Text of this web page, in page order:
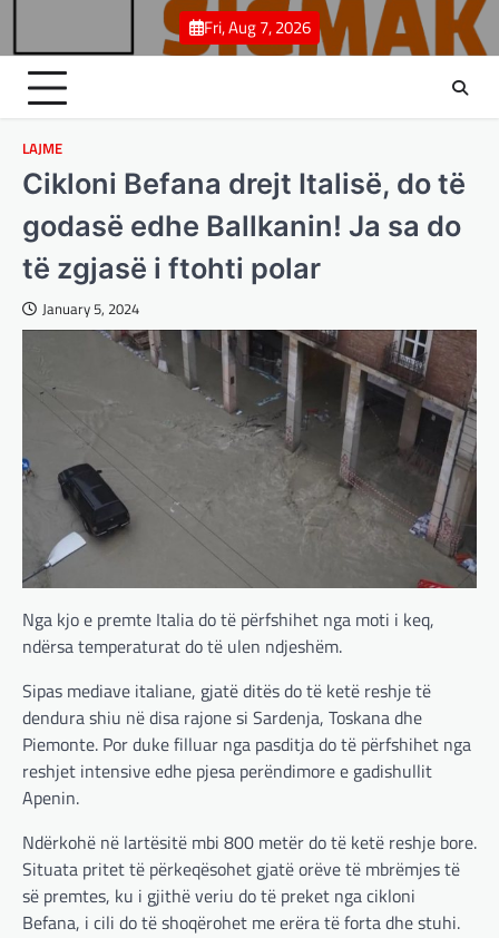
content
Fri, Aug 7, 2026
LAJME
Cikloni Befana drejt Italisë, do të
godasë edhe Ballkanin! Ja sa do
të zgjasë i ftohti polar
January 5, 2024
Nga kjo e premte Italia do të përfshihet nga moti i keq,
ndërsa temperaturat do të ulen ndjeshëm.
Sipas mediave italiane, gjatë ditës do të ketë reshje të
dendura shiu në disa rajone si Sardenja, Toskana dhe
Piemonte. Por duke filluar nga pasditja do të përfshihet nga
reshjet intensive edhe pjesa perëndimore e gadishullit
Apenin.
Ndërkohë në lartësitë mbi 800 metër do të ketë reshje bore.
Situata pritet të përkeqësohet gjatë orëve të mbrëmjes të
së premtes, ku i gjithë veriu do të preket nga cikloni
Befana, i cili do të shoqërohet me erëra të forta dhe stuhi.